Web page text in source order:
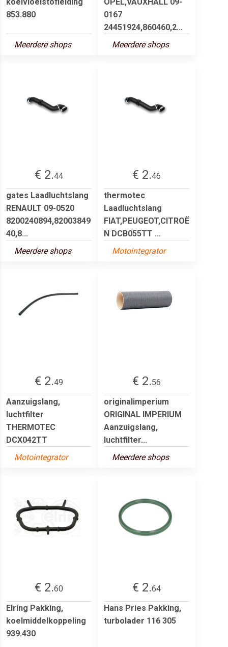
853.880
Meerdere shops
0167
24451924,860460,2...
Meerdere shops
€ 2.44
gates Laadluchtslang
RENAULT 09-0520
8200240894,82003849
40,8...
Meerdere shops
€ 2.46
thermotec
Laadluchtslang
FIAT,PEUGEOT,CITROË
N DCB055TT ...
Motointegrator
€ 2.49
Aanzuigslang,
luchtfilter
THERMOTEC
DCX042TT
Motointegrator
€ 2.56
originalimperium
ORIGINAL IMPERIUM
Aanzuigslang,
luchtfilter...
Meerdere shops
€ 2.60
Elring Pakking,
koelmiddelkoppeling
939.430
€ 2.64
Hans Pries Pakking,
turbolader 116 305